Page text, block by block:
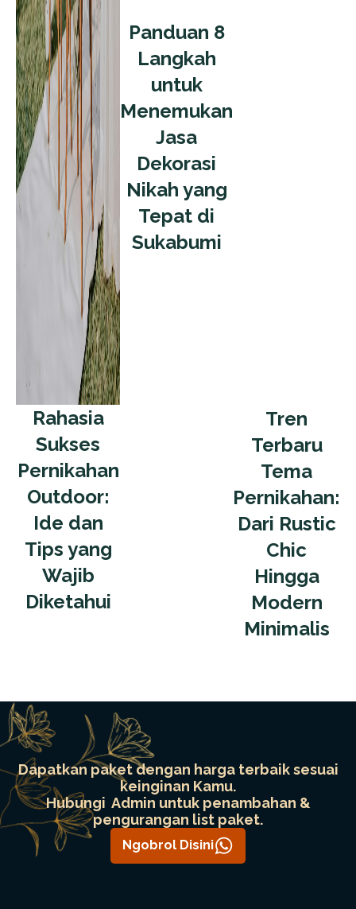
Rahasia
Sukses
Pernikahan
Outdoor:
Ide dan
Tips yang
Wajib
Diketahui
Panduan 8
Langkah
untuk
Menemukan
Jasa
Dekorasi
Nikah yang
Tepat di
Sukabumi
Tren
Terbaru
Tema
Pernikahan:
Dari Rustic
Chic
Hingga
Modern
Minimalis
Dapatkan paket dengan harga terbaik sesuai
keinginan Kamu.
Hubungi Admin untuk penambahan &
pengurangan list paket.
Ngobrol Disini